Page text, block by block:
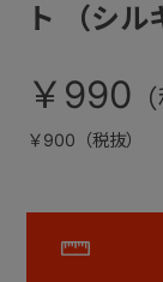
ト （シル
￥990
￥900（税抜）